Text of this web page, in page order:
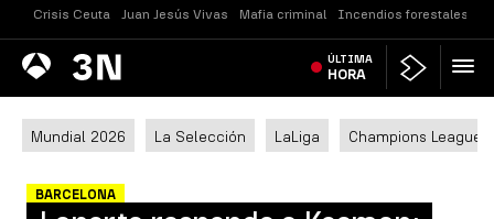
Crisis Ceuta Juan Jesús Vivas Mafia criminal Incendios forestales
Antena
3 Noticias ÚLTIMA
HORA
Mundial 2026 La Selección LaLiga Champions League
BARCELONA